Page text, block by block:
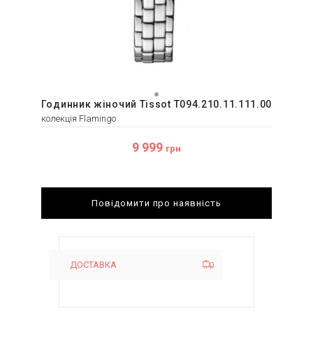
Годинник жіночий Tissot T094.210.11.111.00
колекція Flamingo
9 999 грн
Повідомити про наявність
ДОСТАВКА